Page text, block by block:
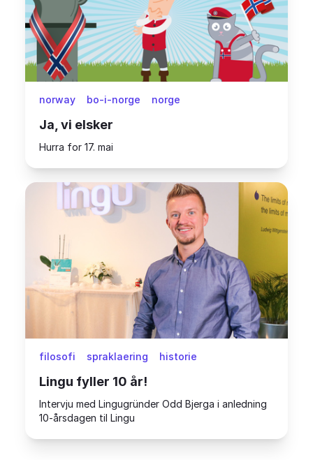
norway bo-i-norge norge
Ja, vi elsker
Hurra for 17. mai
filosofi spraklaering historie
Lingu fyller 10 år!
Intervju med Lingugründer Odd Bjerga i anledning
10-årsdagen til Lingu